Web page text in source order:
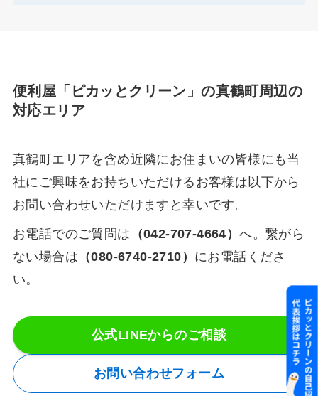
便利屋「ピカッとクリーン」の真鶴町周辺の
対応エリア
真鶴町エリアを含め近隣にお住まいの皆様にも当
社にご興味をお持ちいただけるお客様は以下から
お問い合わせいただけますと幸いです。
お電話でのご質問は （042-707-4664）へ。繋がら
ない場合は （080-6740-2710） にお電話くださ
い。
公式LINEからのご相談
お問い合わせフォーム